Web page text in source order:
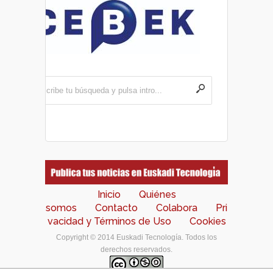
Inicio
Quiénes
somos
Contacto Colabora
Pri
vacidad y Términos de Uso
Cookies
Copyright © 2014 Euskadi Tecnología. Todos los
derechos reservados.